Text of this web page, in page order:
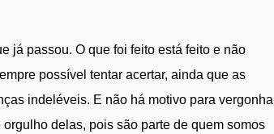
já passou. O que foi feito está feito e não
possível tentar acertar, ainda que as
indeléveis. E não há motivo para vergonha
delas, pois são parte de quem somos